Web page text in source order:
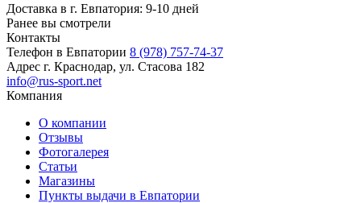
Доставка в г. Евпатория: 9-10 дней
Ранее вы смотрели
Контакты
Телефон в Евпатории 8 (978) 757-74-37
Адрес г. Краснодар, ул. Стасова 182
info@rus-sport.net
Компания
О компании
Отзывы
Фотогалерея
Статьи
Магазины
Пункты выдачи в Евпатории